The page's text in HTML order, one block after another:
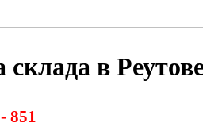
склада в
851